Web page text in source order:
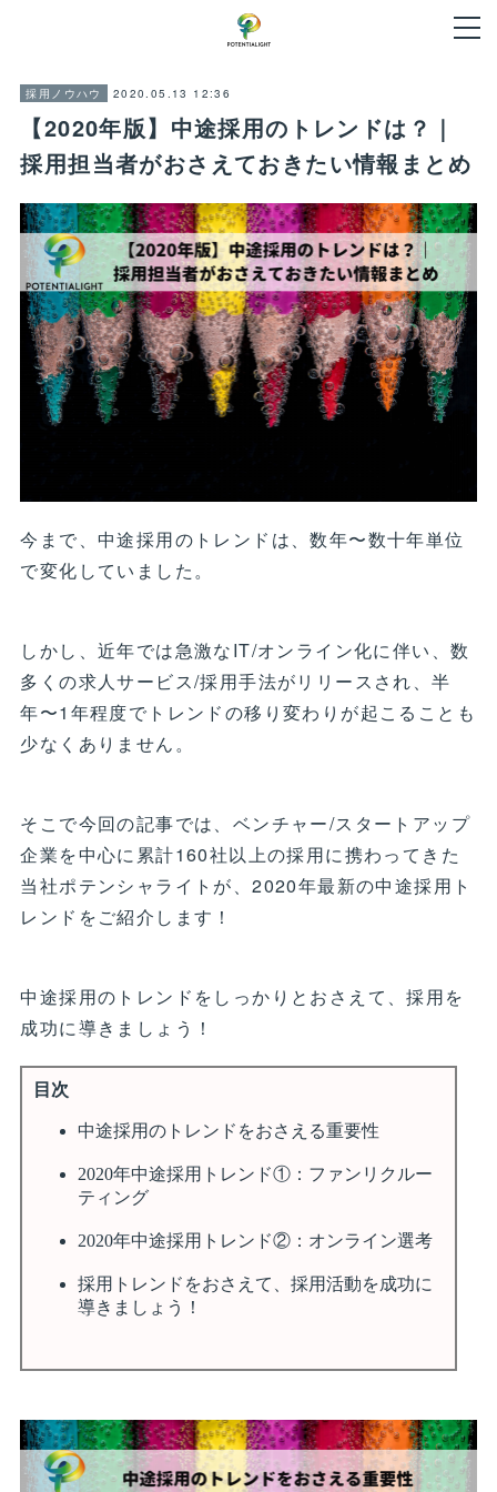
採用ノウハウ 2020.05.13 12:36
【2020年版】中途採用のトレンドは？｜
採用担当者がおさえておきたい情報まとめ
今まで、中途採用のトレンドは、数年〜数十年単位
で変化していました。
しかし、近年では急激なIT/オンライン化に伴い、数
多くの求人サービス/採用手法がリリースされ、半
年〜1年程度でトレンドの移り変わりが起こることも
少なくありません。
そこで今回の記事では、ベンチャー/スタートアップ
企業を中心に累計160社以上の採用に携わってきた
当社ポテンシャライトが、2020年最新の中途採用ト
レンドをご紹介します！
中途採用のトレンドをしっかりとおさえて、採用を
成功に導きましょう！